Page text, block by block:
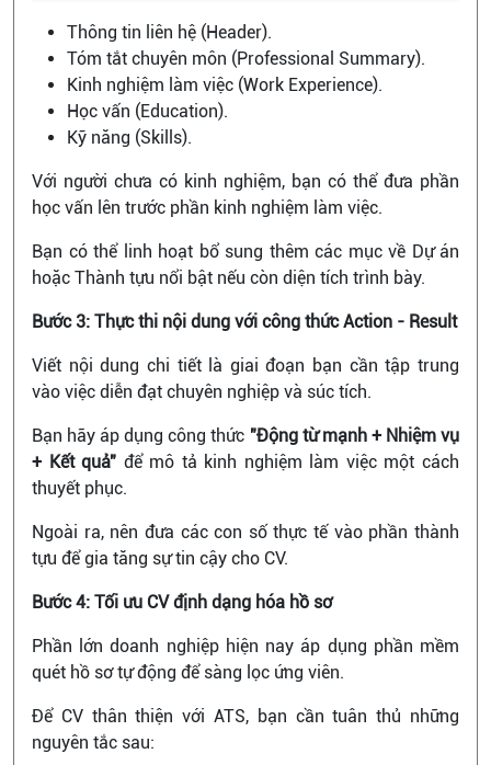
Thông tin liên hệ (Header).
Tóm tắt chuyên môn (Professional Summary).
Kinh nghiệm làm việc (Work Experience).
Học vấn (Education).
Kỹ năng (Skills).
Với người chưa có kinh nghiệm, bạn có thể đưa phần
học vấn lên trước phần kinh nghiệm làm việc.
Bạn có thể linh hoạt bổ sung thêm các mục về Dự án
hoặc Thành tựu nổi bật nếu còn diện tích trình bày.
Bước 3: Thực thi nội dung với công thức Action - Result
Viết nội dung chi tiết là giai đoạn bạn cần tập trung
vào việc diễn đạt chuyên nghiệp và súc tích.
Bạn hãy áp dụng công thức "Động từ mạnh + Nhiệm vụ
+ Kết quả" để mô tả kinh nghiệm làm việc một cách
thuyết phục.
Ngoài ra, nên đưa các con số thực tế vào phần thành
tựu để gia tăng sự tin cậy cho CV.
Bước 4: Tối ưu CV định dạng hóa hồ sơ
Phần lớn doanh nghiệp hiện nay áp dụng phần mềm
quét hồ sơ tự động để sàng lọc ứng viên.
Để CV thân thiện với ATS, bạn cần tuân thủ những
nguyên tắc sau: